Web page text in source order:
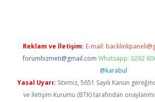
Reklam ve İletişim: E-mail:
forumhizmeti@gmail.com Whatsapp: 0262
@karabul
Yasal Uyarı: Sitemiz, 5651 Sayılı Kanun
ve İletişim Kurumu (BTK) tarafından